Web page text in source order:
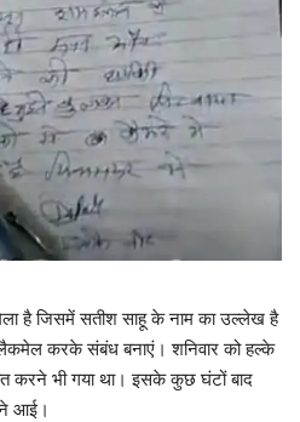
है जिसमें सतीश साहू के नाम का उल्लेख है
करके संबंध बनाएं। शनिवार को हल्के
करने भी गया था। इसके कुछ घंटों बाद
आई।